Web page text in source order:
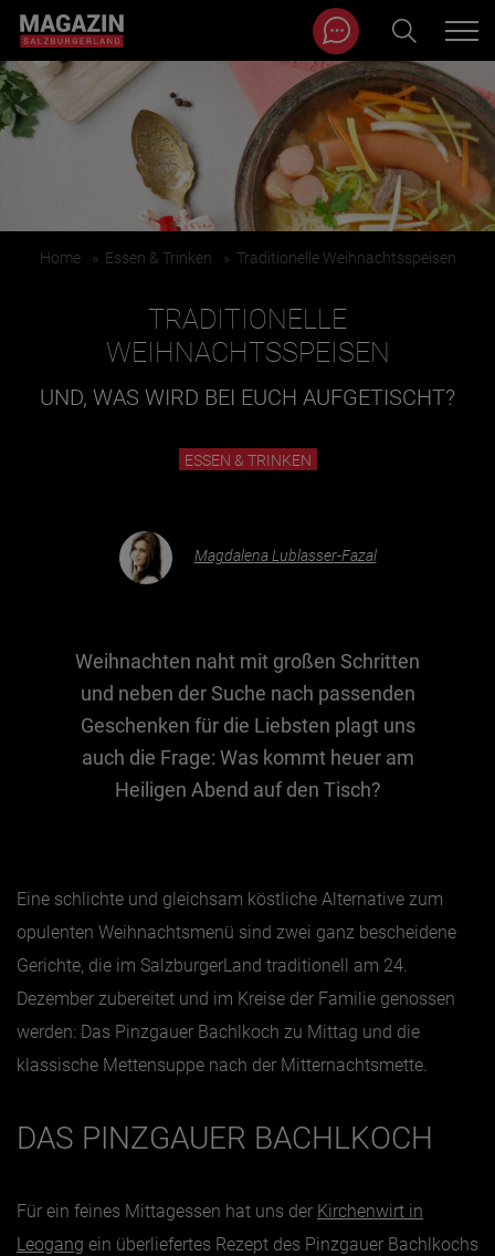
Zum Inhalt springen
BEITRÄGE IN MEINER NÄHE
Essen & Trinken
Nachhaltigkeit
Archiv
BEITRÄGE NACH MONAT
März
Juni
Magazin durchsuchen...
Home » Essen & Trinken » Traditionelle Weihnachtsspeisen
TRADITIONELLE
WEIHNACHTSSPEISEN
UND, WAS WIRD BEI EUCH AUFGETISCHT?
ESSEN & TRINKEN
Magdalena Lublasser-Fazal
Weihnachten naht mit großen Schritten
und neben der Suche nach passenden
Geschenken für die Liebsten plagt uns
auch die Frage: Was kommt heuer am
Heiligen Abend auf den Tisch?
Eine schlichte und gleichsam köstliche Alternative zum
opulenten Weihnachtsmenü sind zwei ganz bescheidene
Gerichte, die im SalzburgerLand traditionell am 24.
Dezember zubereitet und im Kreise der Familie genossen
werden: Das Pinzgauer Bachlkoch zu Mittag und die
klassische Mettensuppe nach der Mitternachtsmette.
DAS PINZGAUER BACHLKOCH
Für ein feines Mittagessen hat uns der Kirchenwirt in
Leogang ein überliefertes Rezept des Pinzgauer Bachlkochs